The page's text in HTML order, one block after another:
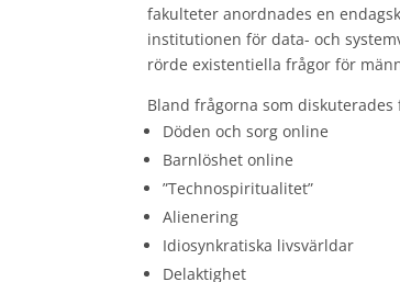
fakulteter anordnades en
institutionen för data- och
rörde existentiella frågor för
Bland frågorna som diskuterades
Döden och sorg online
Barnlöshet online
”Technospiritualitet”
Alienering
Idiosynkratiska livsvärldar
Delaktighet